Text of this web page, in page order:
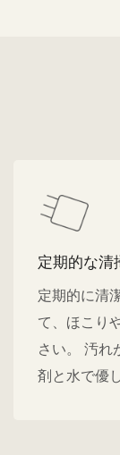
定期的な清
定期的に清
て、ほこり
さい。 汚れ
剤と水で優